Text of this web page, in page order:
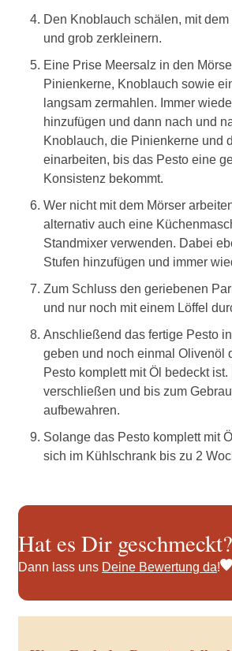
Den Knoblauch schälen, mit
und grob zerkleinern.
Eine Prise Meersalz in den
Pinienkerne, Knoblauch sowie
langsam zermahlen. Immer
hinzufügen und dann nach und
Knoblauch, die Pinienkerne und
einarbeiten, bis das Pesto eine
Konsistenz bekommt.
Wer nicht mit dem Mörser
alternativ auch eine
Standmixer verwenden. Dabei
Stufen hinzufügen und immer
Zum Schluss den geriebenen
und nur noch mit einem Löffel
Anschließend das fertige Pesto
geben und noch einmal Olivenöl
Pesto komplett mit Öl bedeckt
verschließen und bis zum
aufbewahren.
Solange das Pesto komplett mit
sich im Kühlschrank bis zu 2
Hat es Dir geschmeckt?
Dann lass uns Deine Bewertung da!